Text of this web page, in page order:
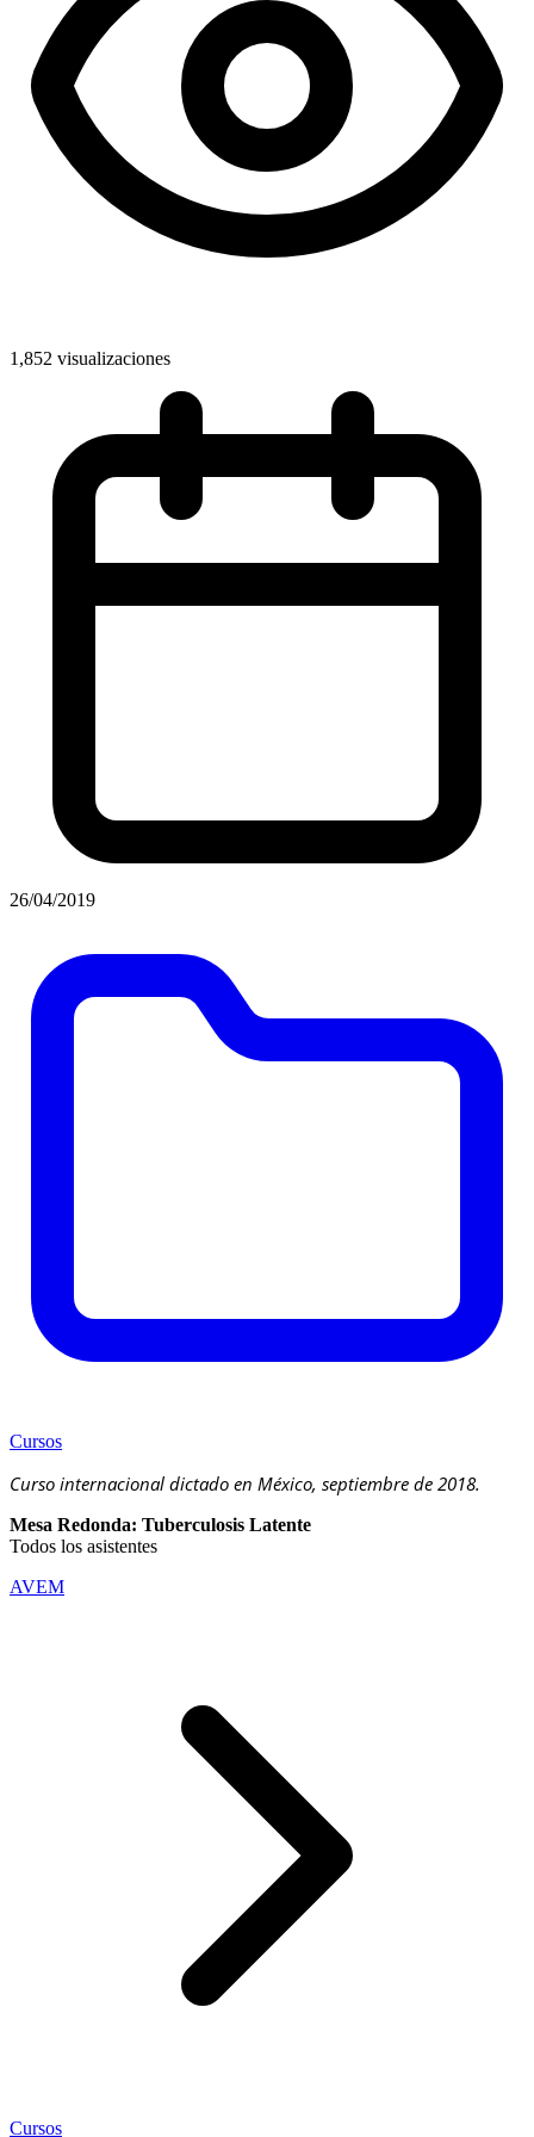
1,852 visualizaciones
26/04/2019
Cursos
Curso internacional dictado en México, septiembre de 2018.
Mesa Redonda: Tuberculosis Latente
Todos los asistentes
AVEM
Cursos